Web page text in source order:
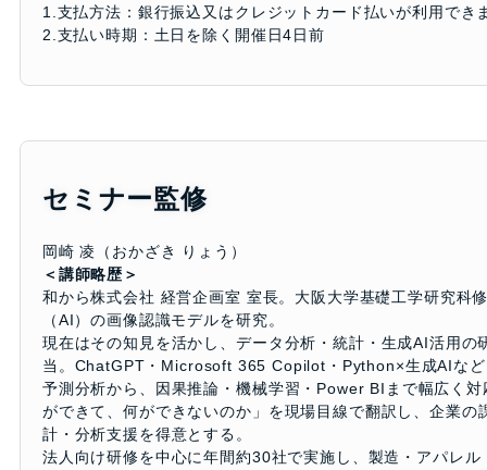
1.支払方法：銀行振込又はクレジットカード払いが利用でき
2.支払い時期：土日を除く開催日4日前
セミナー監修
岡崎 凌（おかざき りょう）
＜講師略歴＞
和から株式会社 経営企画室 室長。大阪大学基礎工学研究科
（AI）の画像認識モデルを研究。
現在はその知見を活かし、データ分析・統計・生成AI活用の
当。ChatGPT・Microsoft 365 Copilot・Python×生成AIなど
予測分析から、因果推論・機械学習・Power BIまで幅広く
ができて、何ができないのか」を現場目線で翻訳し、企業の
計・分析支援を得意とする。
法人向け研修を中心に年間約30社で実施し、製造・アパレ